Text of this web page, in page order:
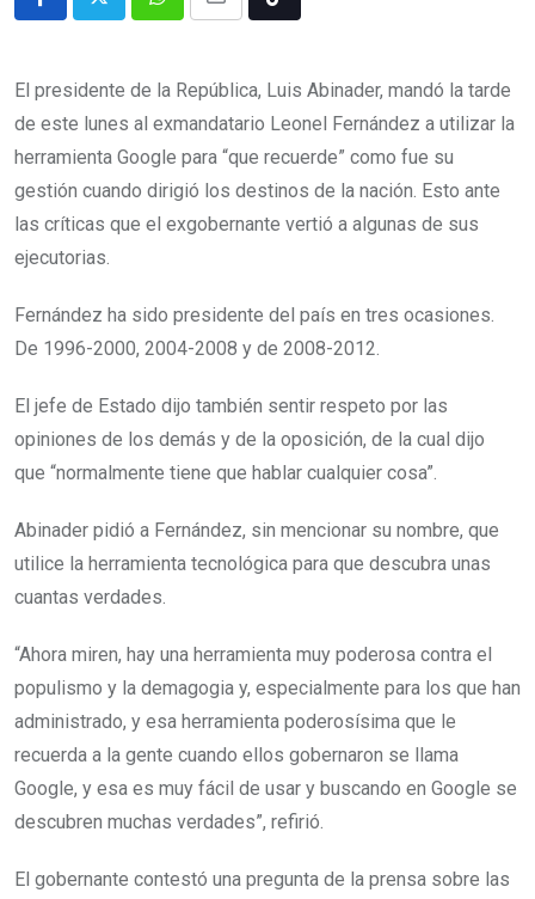
El presidente de la República, Luis Abinader, mandó la tarde
de este lunes al exmandatario Leonel Fernández a utilizar la
herramienta Google para “que recuerde” como fue su
gestión cuando dirigió los destinos de la nación. Esto ante
las críticas que el exgobernante vertió a algunas de sus
ejecutorias.
Fernández ha sido presidente del país en tres ocasiones.
De 1996-2000, 2004-2008 y de 2008-2012.
El jefe de Estado dijo también sentir respeto por las
opiniones de los demás y de la oposición, de la cual dijo
que “normalmente tiene que hablar cualquier cosa”.
Abinader pidió a Fernández, sin mencionar su nombre, que
utilice la herramienta tecnológica para que descubra unas
cuantas verdades.
“Ahora miren, hay una herramienta muy poderosa contra el
populismo y la demagogia y, especialmente para los que han
administrado, y esa herramienta poderosísima que le
recuerda a la gente cuando ellos gobernaron se llama
Google, y esa es muy fácil de usar y buscando en Google se
descubren muchas verdades”, refirió.
El gobernante contestó una pregunta de la prensa sobre las